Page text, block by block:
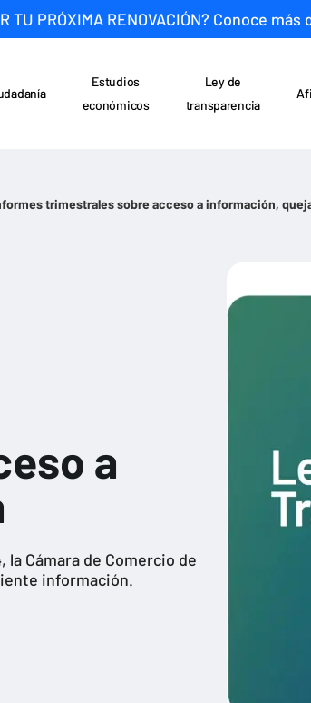
TU PRÓXIMA RENOVACIÓN? Conoce más
Estudios
económicos
Ley de
transparencia
trimestrales sobre acceso a información,
a
la Cámara de Comercio de
información.